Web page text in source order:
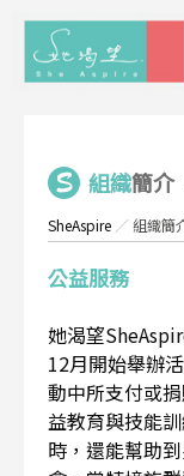
組織簡介
SheAspire ／組織簡
公益服務
她渴望
12月開始舉辦
動中所支付或
益教育與技能
時，還能幫助